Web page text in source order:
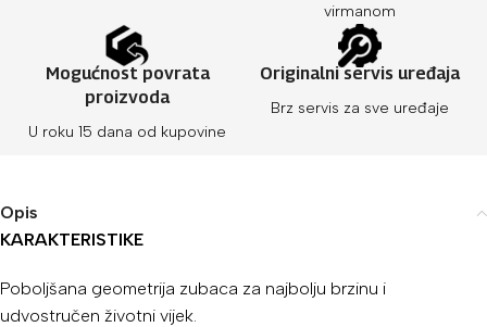
virmanom
Mogućnost povrata
proizvoda
U roku 15 dana od kupovine
Originalni servis uređaja
Brz servis za sve uređaje
Opis
KARAKTERISTIKE
Poboljšana geometrija zubaca za najbolju brzinu i
udvostručen životni vijek.